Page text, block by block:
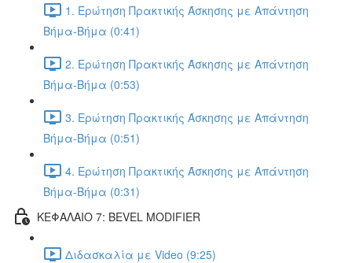
1. Ερώτηση Πρακτικής Άσκησης με Απάντηση
Βήμα-Βήμα (0:41)
2. Ερώτηση Πρακτικής Άσκησης με Απάντηση
Βήμα-Βήμα (0:53)
3. Ερώτηση Πρακτικής Άσκησης με Απάντηση
Βήμα-Βήμα (0:51)
4. Ερώτηση Πρακτικής Άσκησης με Απάντηση
Βήμα-Βήμα (0:31)
ΚΕΦΑΛΑΙΟ 7: BEVEL MODIFIER
Διδασκαλία με Video (9:25)